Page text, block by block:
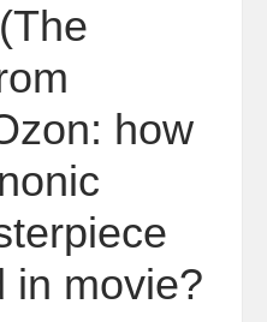
how
in movie?